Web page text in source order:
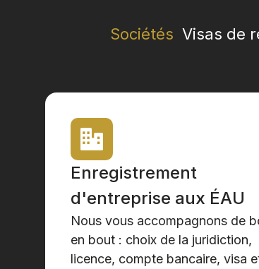
Sociétés Visas de
Enregistrement
d'entreprise aux ÉAU
Nous vous accompagnons de
en bout : choix de la juridiction,
licence, compte bancaire, visa